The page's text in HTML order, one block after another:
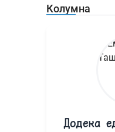
Колумна
Додека